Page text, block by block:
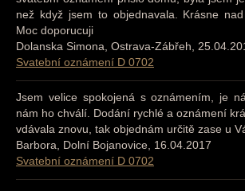
než když jsem to objednavala. Krásne
Moc doporucuji
Dolanska Simona, Ostrava-Zábřeh,
Svatební oznámení D 0702
Jsem velice spokojená s oznámením, je
nám ho chválí. Dodání rychlé a oznámení
vdávala znovu, tak objednám určitě zase u
Barbora, Dolní Bojanovice, 16.04.2017
Svatební oznámení D 0702